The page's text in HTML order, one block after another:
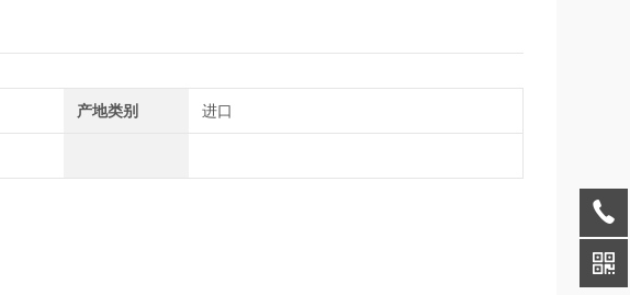
产地类别 进口